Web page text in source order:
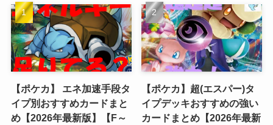
【ポケカ】 エネ加速手段タ
イプ別おすすめカードまと
め【2026年最新版】【F～
【ポケカ】超(エスパー)タ
イプデッキおすすめの強い
カードまとめ【2026年最新